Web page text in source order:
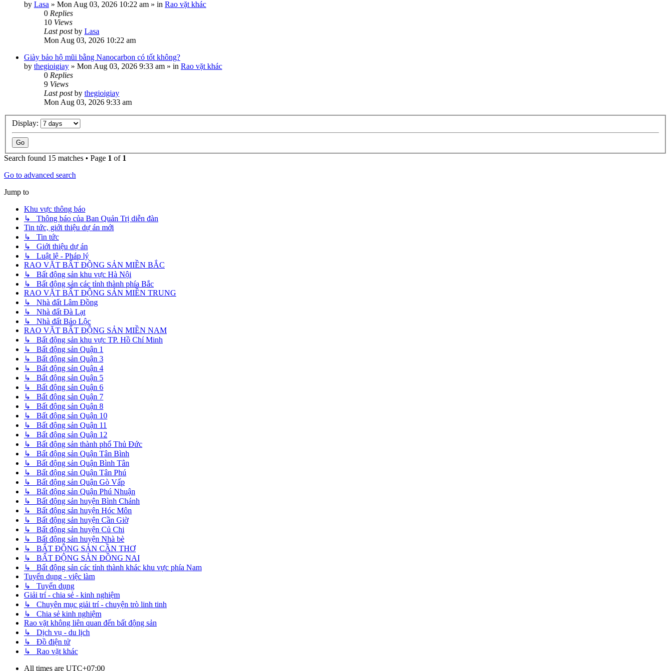
by Lasa » Mon Aug 03, 2026 10:22 am » in Rao vặt khác
0 Replies
10 Views
Last postby Lasa
Mon Aug 03, 2026 10:22 am
Giày bảo hộ mũi bằng Nanocarbon có tốt không?
by thegioigiay » Mon Aug 03, 2026 9:33 am » in Rao vặt khác
0 Replies
9 Views
Last postby thegioigiay
Mon Aug 03, 2026 9:33 am
Display:
Search found 15 matches • Page 1 of 1
Go to advanced search
Jump to
Khu vực thông báo
↳ Thông báo của Ban Quản Trị diễn đàn
Tin tức, giới thiệu dự án mới
↳ Tin tức
↳ Giới thiệu dự án
↳ Luật lệ - Pháp lý
RAO VẶT BẤT ĐỘNG SẢN MIỀN BẮC
↳ Bất động sản khu vực Hà Nội
↳ Bất động sản các tỉnh thành phía Bắc
RAO VẶT BẤT ĐỘNG SẢN MIỀN TRUNG
↳ Nhà đất Lâm Đồng
↳ Nhà đất Đà Lạt
↳ Nhà đất Bảo Lộc
RAO VẶT BẤT ĐỘNG SẢN MIỀN NAM
↳ Bất động sản khu vực TP. Hồ Chí Minh
↳ Bất động sản Quận 1
↳ Bất động sản Quận 3
↳ Bất động sản Quận 4
↳ Bất động sản Quận 5
↳ Bất động sản Quận 6
↳ Bất động sản Quận 7
↳ Bất động sản Quận 8
↳ Bất động sản Quận 10
↳ Bất động sản Quận 11
↳ Bất động sản Quận 12
↳ Bất động sản thành phố Thủ Đức
↳ Bất động sản Quận Tân Bình
↳ Bất động sản Quận Bình Tân
↳ Bất động sản Quận Tân Phú
↳ Bất động sản Quận Gò Vấp
↳ Bất động sản Quận Phú Nhuận
↳ Bất động sản huyện Bình Chánh
↳ Bất động sản huyện Hóc Môn
↳ Bất động sản huyện Cần Giờ
↳ Bất động sản huyện Củ Chi
↳ Bất động sản huyện Nhà bè
↳ BẤT ĐỘNG SẢN CẦN THƠ
↳ BẤT ĐỘNG SẢN ĐỒNG NAI
↳ Bất động sản các tỉnh thành khác khu vực phía Nam
Tuyển dụng - việc làm
↳ Tuyển dụng
Giải trí - chia sẻ - kinh nghiệm
↳ Chuyên mục giải trí - chuyện trò linh tinh
↳ Chia sẻ kinh nghiệm
Rao vặt không liên quan đến bất động sản
↳ Dịch vụ - du lịch
↳ Đồ điện tử
↳ Rao vặt khác
All times are UTC+07:00